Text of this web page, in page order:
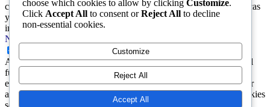
correctamente. Nuestras cookies garantizan funcionalidades básicas
y características de seguridad del sitio web. No almacenan
información personal alguna.
Non-necessary
Algunas cookies pueden no ser particularmente necesarias para el
funcionamiento del sitio web. Las mismas se utilizan
específicamente a fin recopilar datos de navegación y así procesar
análisis, anuncios y otros contenidos integrados. Este tipo de cookies
se denomina \"no necesarias\". Es obligatorio obtener el
choose which cookies to allow by clicking Customize.
Click Accept All to consent orReject All to decline
non-essential cookies.
Customize
Reject All
Accept All